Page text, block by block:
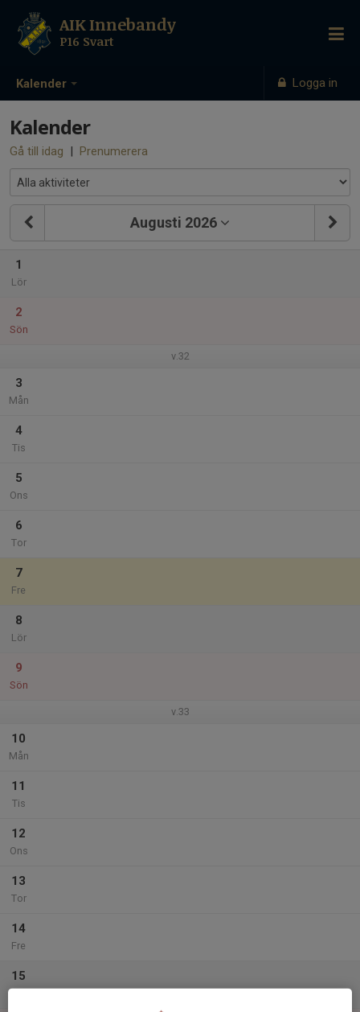
Kalender Logga in
AIK Innebandy
P16 Svart
Kalender
Gå till idag | Prenumerera
Augusti 2026
1
Lör
2
Sön
v.32
3
Mån
4
Tis
5
Ons
6
Tor
7
Fre
8
Lör
9
Sön
v.33
10
Mån
11
Tis
12
Ons
13
Tor
14
Fre
15